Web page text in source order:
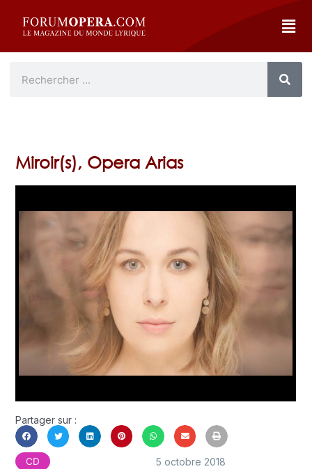
Miroir(s), Opera Arias
Partager sur :
CD 5 octobre 2018